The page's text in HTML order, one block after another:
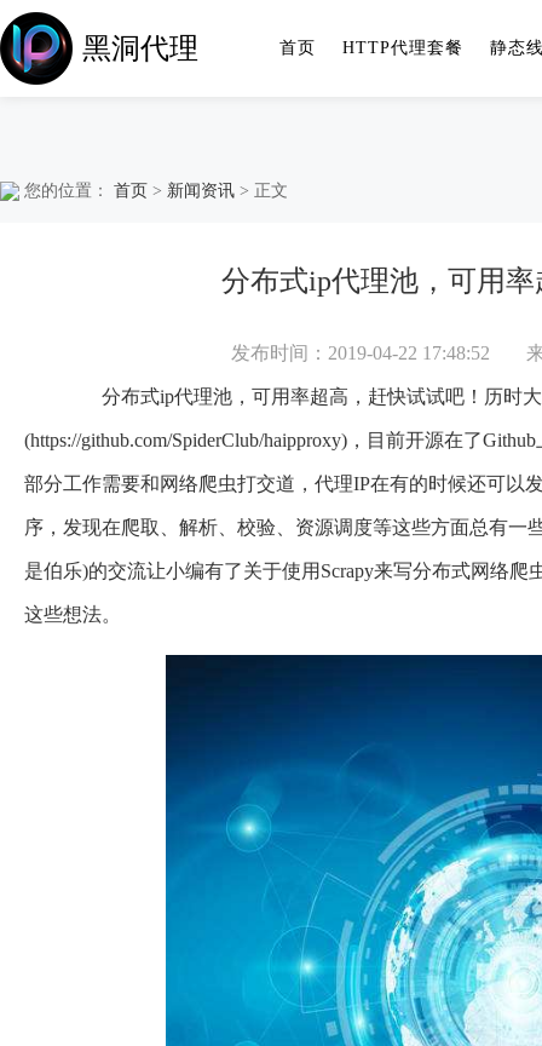
黑洞代理 首页 HTTP代理套餐 静态
您的位置： 首页 > 新闻资讯 > 正文
分布式ip代理池，可用
发布时间：2019-04-22 17:48:52
分布式ip代理池，可用率超高，赶快试试吧！历时大
(https://github.com/SpiderClub/haipproxy)，目前开源在了
部分工作需要和网络爬虫打交道，代理IP在有的时候还可以
序，发现在爬取、解析、校验、资源调度等这些方面总有
是伯乐)的交流让小编有了关于使用Scrapy来写分布式网络
这些想法。